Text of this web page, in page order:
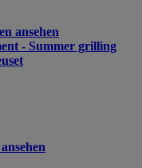
ansehen
- Summer grilling